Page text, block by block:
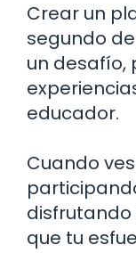
Crear un
segundo
un desafío,
educador.
Cuando
disfrutando
que tu